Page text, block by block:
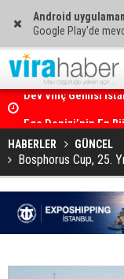
Android
Google Play'de
HABERLER GÜNCEL
Bosphorus Cup, 25.